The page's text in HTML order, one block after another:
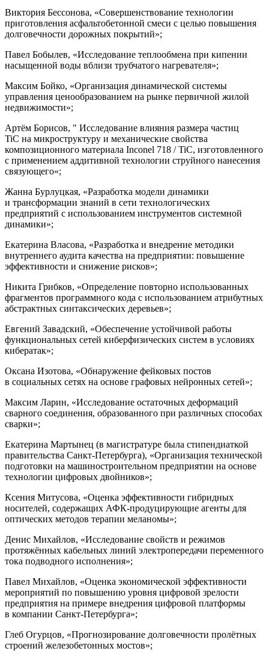
Виктория Бессонова, «Совершенствование технологии
приготовления асфальтобетонной смеси с целью повышения
долговечности дорожных покрытий»;
Павел Бобылев, «Исследование теплообмена при кипении
насыщенной воды вблизи трубчатого нагревателя»;
Максим Бойко, «Организация динамической системы
управления ценообразованием на рынке первичной жилой
недвижимости»;
Артём Борисов, " Исследование влияния размера частиц
TiC на микроструктуру и механические свойства
композиционного материала Inconel 718 / TiC, изготовленного
с применением аддитивной технологии струйного нанесения
связующего«;
Жанна Бурлуцкая, «Разработка модели динамики
и трансформации знаний в сети технологических
предприятий с использованием инструментов системной
динамики»;
Екатерина Власова, «Разработка и внедрение методики
внутреннего аудита качества на предприятии: повышение
эффективности и снижение рисков»;
Никита Грибков, «Определение повторно использованных
фрагментов программного кода с использованием атрибутных
абстрактных синтаксических деревьев»;
Евгений Завадский, «Обеспечение устойчивой работы
функциональных сетей киберфизических систем в условиях
кибератак»;
Оксана Изотова, «Обнаружение фейковых постов
в социальных сетях на основе графовых нейронных сетей»;
Максим Ларин, «Исследование остаточных деформаций
сварного соединения, образованного при различных способах
сварки»;
Екатерина Мартынец (в магистратуре была стипендиаткой
правительства Санкт-Петербурга), «Организация технической
подготовки на машиностроительном предприятии на основе
технологии цифровых двойников»;
Ксения Митусова, «Оценка эффективности гибридных
носителей, содержащих АФК-продуцирующие агенты для
оптических методов терапии меланомы»;
Денис Михайлов, «Исследование свойств и режимов
протяжённых кабельных линий электропередачи переменного
тока подводного исполнения»;
Павел Михайлов, «Оценка экономической эффективности
мероприятий по повышению уровня цифровой зрелости
предприятия на примере внедрения цифровой платформы
в компании Санкт-Петербурга»;
Глеб Огурцов, «Прогнозирование долговечности пролётных
строений железобетонных мостов»;